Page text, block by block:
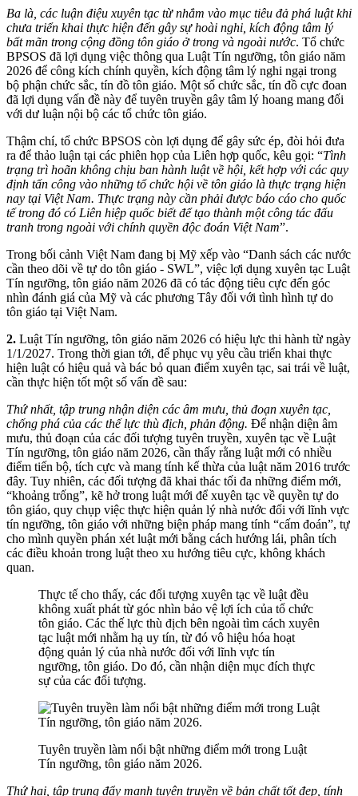
Ba là, các luận điệu xuyên tạc từ nhắm vào mục tiêu đả phá luật khi
chưa triển khai thực hiện đến gây sự hoài nghi, kích động tâm lý
bất mãn trong cộng đồng tôn giáo ở trong và ngoài nước. Tổ chức
BPSOS đã lợi dụng việc thông qua Luật Tín ngưỡng, tôn giáo năm
2026 để công kích chính quyền, kích động tâm lý nghi ngại trong
bộ phận chức sắc, tín đồ tôn giáo. Một số chức sắc, tín đồ cực đoan
đã lợi dụng vấn đề này để tuyên truyền gây tâm lý hoang mang đối
với dư luận nội bộ các tổ chức tôn giáo.
Thậm chí, tổ chức BPSOS còn lợi dụng để gây sức ép, đòi hỏi đưa
ra để thảo luận tại các phiên họp của Liên hợp quốc, kêu gọi: “Tình
trạng trì hoãn không chịu ban hành luật về hội, kết hợp với các quy
định tấn công vào những tổ chức hội về tôn giáo là thực trạng hiện
nay tại Việt Nam. Thực trạng này cần phải được báo cáo cho quốc
tế trong đó có Liên hiệp quốc biết để tạo thành một công tác đấu
tranh trong ngoài với chính quyền độc đoán Việt Nam”.
Trong bối cảnh Việt Nam đang bị Mỹ xếp vào “Danh sách các nước
cần theo dõi về tự do tôn giáo - SWL”, việc lợi dụng xuyên tạc Luật
Tín ngưỡng, tôn giáo năm 2026 đã có tác động tiêu cực đến góc
nhìn đánh giá của Mỹ và các phương Tây đối với tình hình tự do
tôn giáo tại Việt Nam.
2. Luật Tín ngưỡng, tôn giáo năm 2026 có hiệu lực thi hành từ ngày
1/1/2027. Trong thời gian tới, để phục vụ yêu cầu triển khai thực
hiện luật có hiệu quả và bác bỏ quan điểm xuyên tạc, sai trái về luật,
cần thực hiện tốt một số vấn đề sau:
Thứ nhất, tập trung nhận diện các âm mưu, thủ đoạn xuyên tạc,
chống phá của các thế lực thù địch, phản động. Để nhận diện âm
mưu, thủ đoạn của các đối tượng tuyên truyền, xuyên tạc về Luật
Tín ngưỡng, tôn giáo năm 2026, cần thấy rằng luật mới có nhiều
điểm tiến bộ, tích cực và mang tính kế thừa của luật năm 2016 trước
đây. Tuy nhiên, các đối tượng đã khai thác tối đa những điểm mới,
“khoảng trống”, kẽ hở trong luật mới để xuyên tạc về quyền tự do
tôn giáo, quy chụp việc thực hiện quản lý nhà nước đối với lĩnh vực
tín ngưỡng, tôn giáo với những biện pháp mang tính “cấm đoán”, tự
cho mình quyền phán xét luật mới bằng cách hướng lái, phân tích
các điều khoản trong luật theo xu hướng tiêu cực, không khách
quan.
Thực tế cho thấy, các đối tượng xuyên tạc về luật đều
không xuất phát từ góc nhìn bảo vệ lợi ích của tổ chức
tôn giáo. Các thế lực thù địch bên ngoài tìm cách xuyên
tạc luật mới nhằm hạ uy tín, từ đó vô hiệu hóa hoạt
động quản lý của nhà nước đối với lĩnh vực tín
ngưỡng, tôn giáo. Do đó, cần nhận diện mục đích thực
sự của các đối tượng.
Tuyên truyền làm nổi bật những điểm mới trong Luật
Tín ngưỡng, tôn giáo năm 2026.
Thứ hai, tập trung đẩy mạnh tuyên truyền về bản chất tốt đẹp, tính